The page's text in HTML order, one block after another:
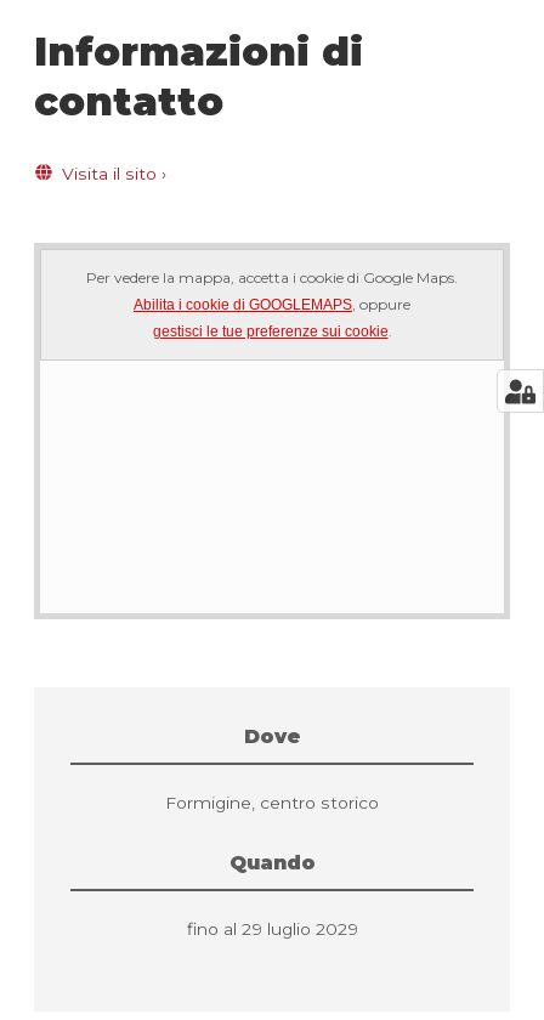
Informazioni di
contatto
Visita il sito ›
Per vedere la mappa, accetta i cookie di Google Maps.
Abilita i cookie di GOOGLEMAPS , oppure
gestisci le tue preferenze sui cookie
Dove
Formigine, centro storico
Quando
fino al 29 luglio 2029